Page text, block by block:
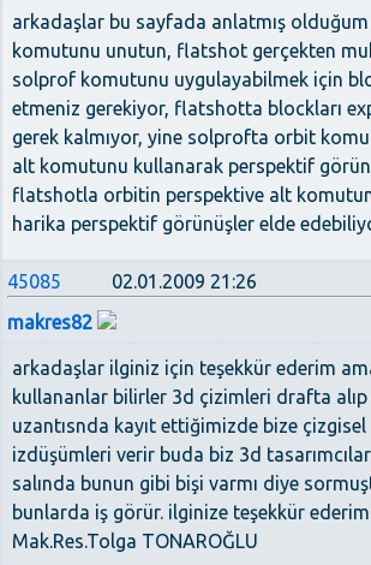
arkadaşlar bu sayfada anlatmış
komutunu unutun, flatshot gerçekten
solprof komutunu uygulayabilmek için
etmeniz gerekiyor, flatshotta blockları
gerek kalmıyor, yine solprofta orbit
alt komutunu kullanarak perspektif
flatshotla orbitin perspektive alt
harika perspektif görünüşler elde
45085
02.01.2009 21:26
makres82
arkadaşlar ilginiz için teşekkür ederim
kullananlar bilirler 3d çizimleri drafta
uzantısnda kayıt ettiğimizde bize
izdüşümleri verir buda biz 3d
salında bunun gibi bişi varmı diye
bunlarda iş görür. ilginize teşekkür ederim
Mak.Res.Tolga TONAROĞLU